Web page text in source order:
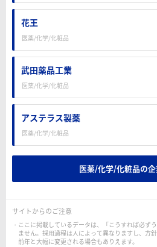
花王
医薬/化学/化粧品
武田薬品工業
医薬/化学/化粧品
アステラス製薬
医薬/化学/化粧品
医薬/化学/化粧品の
サイトからのご注意
ここに掲載しているデータは、「こうすれば必ず
ません。採用過程は人によって異なりますし、方
前年と大幅に変更される場合もありえます。